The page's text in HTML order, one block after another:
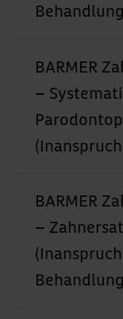
– nach
Geschlecht
BARMER
–
Geschlecht
BARMER
–